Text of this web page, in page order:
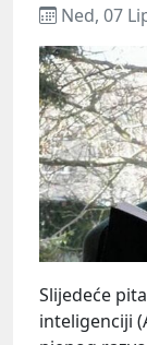
Ned, 07
Slijedeće
inteligenciji